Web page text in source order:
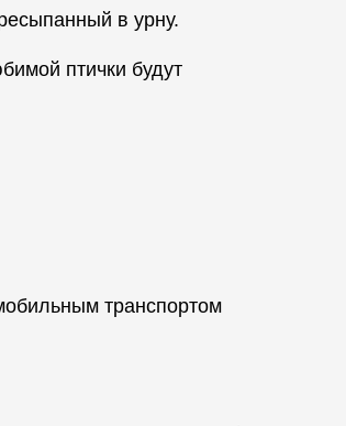
в урну.
птички будут
транспортом